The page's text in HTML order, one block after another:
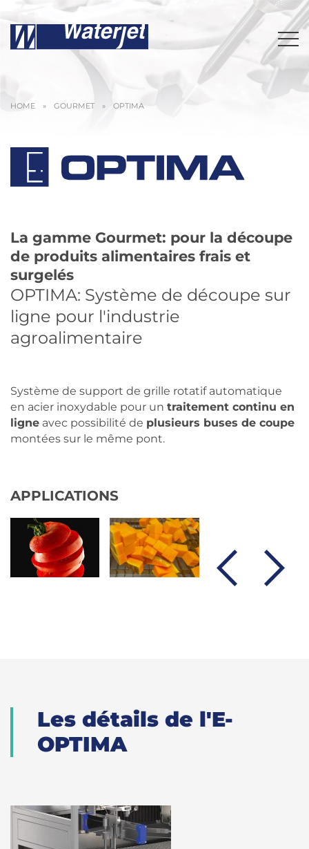
HOME » GOURMET » OPTIMA
La gamme Gourmet: pour la découpe
de produits alimentaires frais et
surgelés
OPTIMA: Système de découpe sur
ligne pour l'industrie
agroalimentaire
Système de support de grille rotatif automatique
en acier inoxydable pour un traitement continu en
ligne avec possibilité de plusieurs buses de coupe
montées sur le même pont.
APPLICATIONS
Les détails de l'E-
OPTIMA